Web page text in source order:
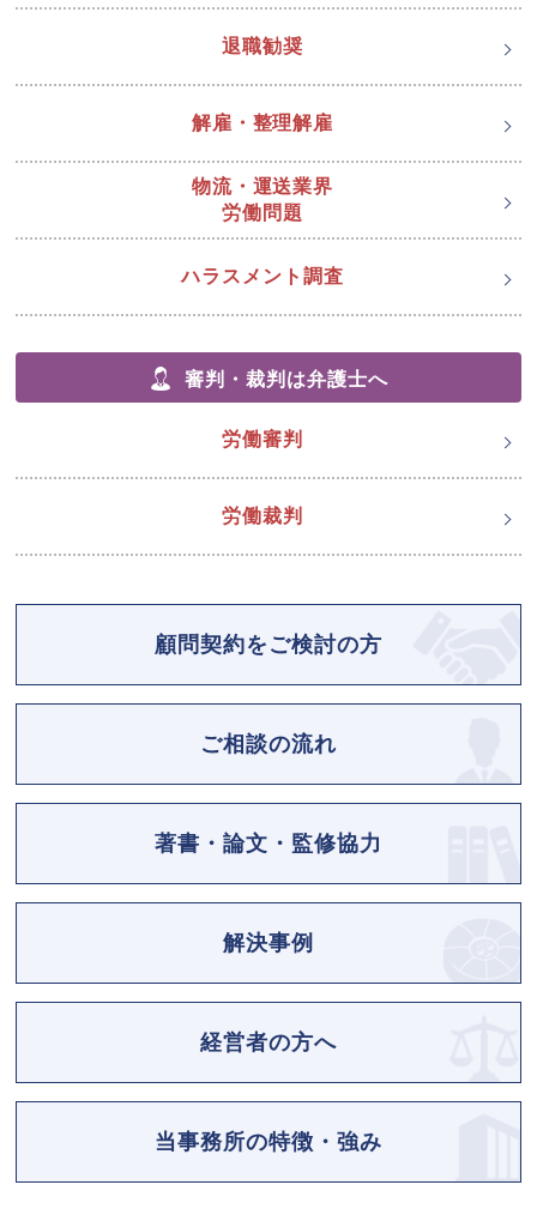
退職勧奨
解雇・整理解雇
物流・運送業界
労働問題
ハラスメント調査
審判・裁判は弁護士へ
労働審判
労働裁判
顧問契約をご検討の方
ご相談の流れ
著書・論文・監修協力
解決事例
経営者の方へ
当事務所の特徴・強み